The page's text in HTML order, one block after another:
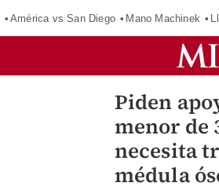
América vs San Diego Mano Machinek
Piden
menor de
necesita
médula